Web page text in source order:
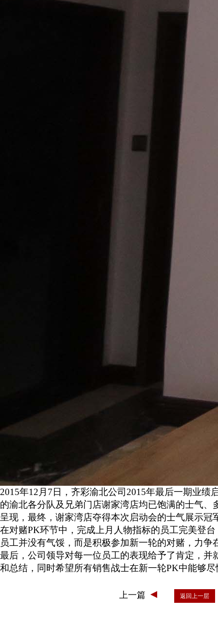
2015年12月7日，齐彩渝北公司2015年最后一期业绩
的渝北各分队及兄弟门店谢家湾店均已饱满的士气
呈现，最终，谢家湾店夺得本次启动会的士气展示冠
在对赌PK环节中，完成上月人物指标的员工完美登
员工并没有气馁，而是积极参加新一轮的对赌，力争
最后，公司领导对每一位员工的表现给予了肯定，
和总结，同时希望所有销售战士在新一轮PK中能够
上一篇 返回上一层